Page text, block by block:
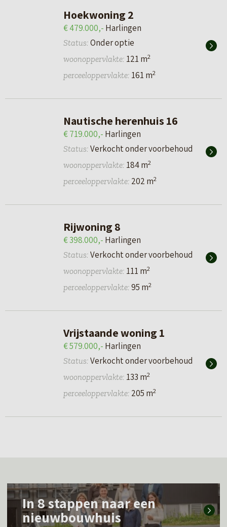
Hoekwoning 2
€ 479.000,- Harlingen
Status: Onder optie
woonoppervlakte: 121 m2
perceeloppervlakte: 161 m2
Nautische herenhuis 16
€ 719.000,- Harlingen
Status: Verkocht onder voorbehoud
woonoppervlakte: 184 m2
perceeloppervlakte: 202 m2
Rijwoning 8
€ 398.000,- Harlingen
Status: Verkocht onder voorbehoud
woonoppervlakte: 111 m2
perceeloppervlakte: 95 m2
Vrijstaande woning 1
€ 579.000,- Harlingen
Status: Verkocht onder voorbehoud
woonoppervlakte: 133 m2
perceeloppervlakte: 205 m2
L
In 8 stappen naar een
nieuwbouwhuis